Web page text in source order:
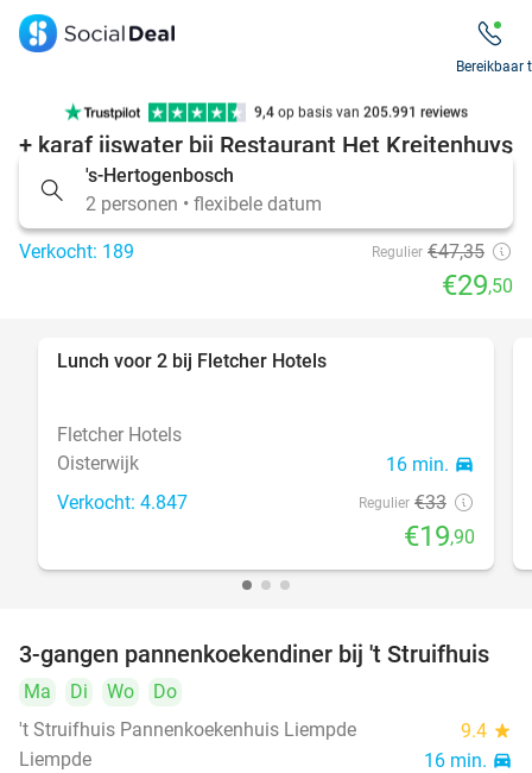
9,4 op basis van 205.991 reviews
Tot wel 70% korting op uit eten
10+ miljoen leden
Bereikbaar
's-Hertogenbosch
2 personen • flexibele datum
food
food
food
food
food
€28
38%
2- of 3-gangendiner à la carte + broodmandje
+ karaf ijswater bij Restaurant Het Kreitenhuys
Restaurant Het Kreitenhuys
Udenhout
Verkocht: 189 Regulier €47,35
€29,50
Lunch voor 2 bij Fletcher Hotels
Fletcher Hotels
Oisterwijk
16 min. directions_car
Verkocht: 4.847 Regulier €33
€19,90
43%
3-gangen pannenkoekendiner bij 't Struifhuis
Ma Di Wo
Do
't Struifhuis Pannenkoekenhuis Liempde
9.4 star
Liempde 16 min. directions_car